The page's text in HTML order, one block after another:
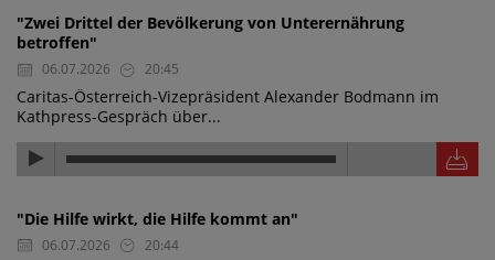
"Zwei Drittel der Bevölkerung von Unterernährung
betroffen"
06.07.2026 20:45
Caritas-Österreich-Vizepräsident Alexander Bodmann im
Kathpress-Gespräch über...
"Die Hilfe wirkt, die Hilfe kommt an"
06.07.2026 20:44